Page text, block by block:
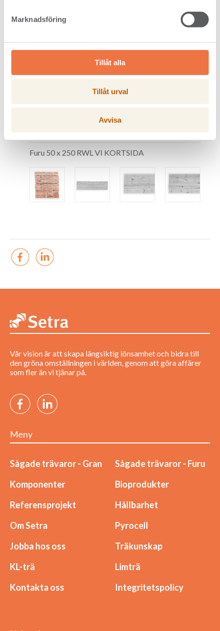
Marknadsföring
Tillåt alla
Tillåt urval
Avvisa
Furu 50 x 250 RWL VI KORTSIDA
Vår vision är att skapa långsiktig lönsamhet och bidra till
den gröna omställningen i världen, genom att göra affärer
som fler än vi tjänar på.
Meny
Sågade trävaror - Gran
Sågade trävaror - Furu
Komponenter
Bioprodukter
Referensprojekt
Hållbarhet
Om Setra
Pyrocell
Jobba hos oss
Träkunskap
KL-trä
Limträ
Kontakta oss
Integritetspolicy